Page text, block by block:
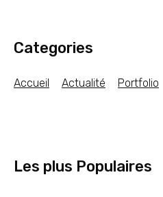
Categories
Accueil Actualité Portfolio
Les plus Populaires